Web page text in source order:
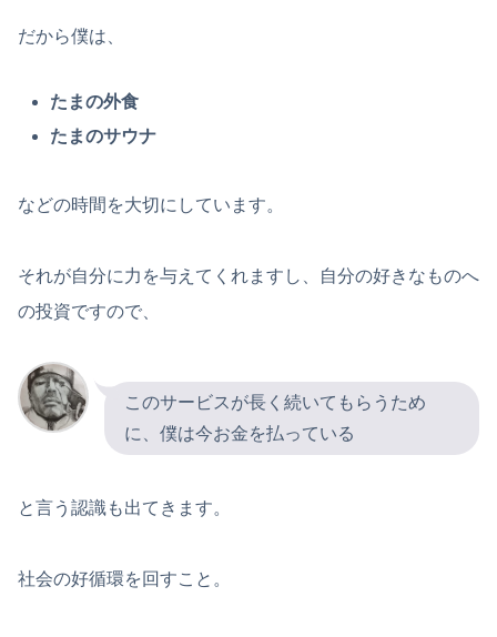
だから僕は、
たまの外食
たまのサウナ
などの時間を大切にしています。
それが自分に力を与えてくれますし、自分の好きなものへ
の投資ですので、
このサービスが長く続いてもらうため
に、僕は今お金を払っている
と言う認識も出てきます。
社会の好循環を回すこと。